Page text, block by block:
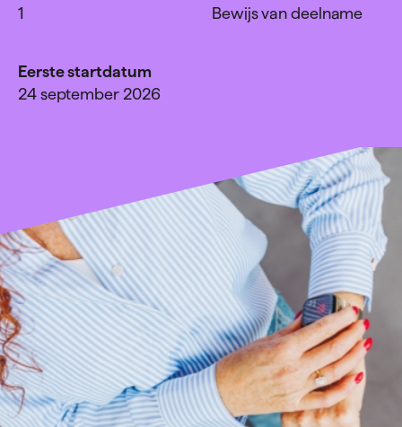
1
Bewijs van deelname
Eerste startdatum
24 september 2026